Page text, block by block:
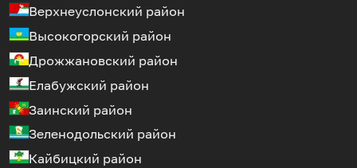
Верхнеуслонский район
Высокогорский район
Дрожжановский район
Елабужский район
Заинский район
Зеленодольский район
Кайбицкий район